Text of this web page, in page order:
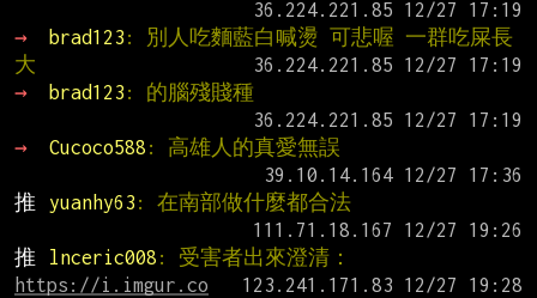
→
brad123 : 別人吃麵藍白喊燙 可悲喔 一群吃屎長
大
→
brad123 : 的腦殘賤種
→
Cucoco588 : 高雄人的真愛無誤
推
yuanhy63 : 在南部做什麼都合法
推
lnceric008 : 受害者出來澄清：
https://i.imgur.co